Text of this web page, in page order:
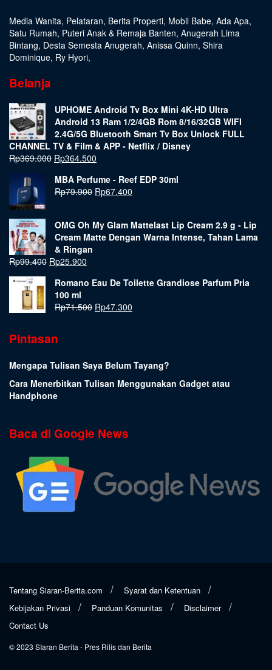
Media Wanita, Pelataran, Berita Properti, Mobil Babe, Ada Apa,
Satu Rumah, Puteri Anak & Remaja Banten, Anugerah Lima
Bintang, Desta Semesta Anugerah, Anissa Quinn, Shira
Dominique, Ry Hyori,
Belanja
UPHOME Android Tv Box Mini 4K-HD Ultra
Android 13 Ram 1/2/4GB Rom 8/16/32GB WIFI
2.4G/5G Bluetooth Smart Tv Box Unlock FULL
CHANNEL TV & Film & APP - Netflix / Disney
Rp369.000 Rp364.500
MBA Perfume - Reef EDP 30ml
Rp79.900 Rp67.400
OMG Oh My Glam Mattelast Lip Cream 2.9 g - Lip
Cream Matte Dengan Warna Intense, Tahan Lama
& Ringan
Rp99.400 Rp25.900
Romano Eau De Toilette Grandiose Parfum Pria
100 ml
Rp71.500 Rp47.300
Pintasan
Mengapa Tulisan Saya Belum Tayang?
Cara Menerbitkan Tulisan Menggunakan Gadget atau
Handphone
Baca di Google News
Tentang Siaran-Berita.com
Syarat dan Ketentuan
Kebijakan Privasi
Panduan Komunitas
Disclaimer
Contact Us
© 2023 SIaran Berita - Pres Rilis dan Berita